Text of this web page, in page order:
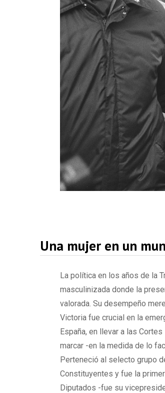
Una mujer en un
La política en los años de la
masculinizada donde la
valorada. Su desempeño
Victoria fue crucial en la
España, en llevar a las
marcar -en la medida de lo
Perteneció al selecto grupo
Constituyentes y fue la
Diputados -fue su